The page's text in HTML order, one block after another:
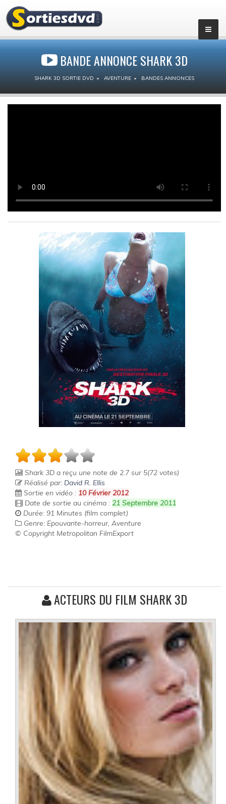
BANDE ANNONCE SHARK 3D
SHARK 3D SORTIE DVD AVENTURE BANDES ANNONCES
Shark 3D a reçu une note de 2.7 sur 5(72 votes)
Réalisé par: David R. Ellis
Sortie en vidéo : 10 Février 2012
Date de sortie au cinéma : 21 Septembre 2011
Durée: 91 Minutes (film complet)
Genre: Epouvante-horreur, Aventure
© Copyright Metropolitan FilmExport
ACTEURS DU FILM SHARK 3D